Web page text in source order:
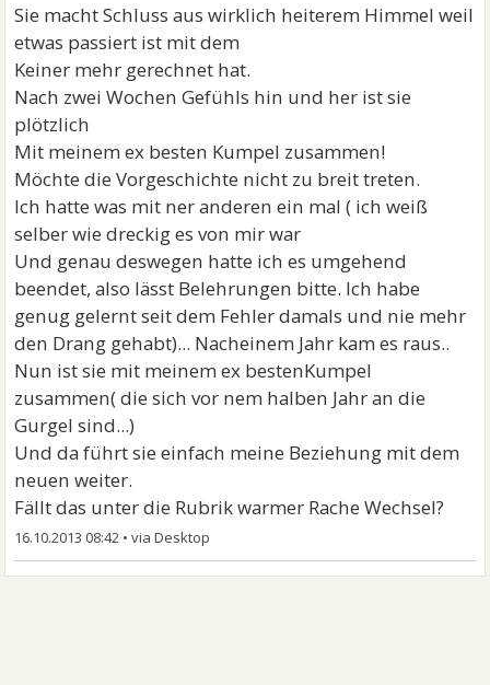
Sie macht Schluss aus wirklich heiterem Himmel weil
etwas passiert ist mit dem
Keiner mehr gerechnet hat.
Nach zwei Wochen Gefühls hin und her ist sie
plötzlich
Mit meinem ex besten Kumpel zusammen!
Möchte die Vorgeschichte nicht zu breit treten.
Ich hatte was mit ner anderen ein mal ( ich weiß
selber wie dreckig es von mir war
Und genau deswegen hatte ich es umgehend
beendet, also lässt Belehrungen bitte. Ich habe
genug gelernt seit dem Fehler damals und nie mehr
den Drang gehabt)... Nacheinem Jahr kam es raus..
Nun ist sie mit meinem ex bestenKumpel
zusammen( die sich vor nem halben Jahr an die
Gurgel sind...)
Und da führt sie einfach meine Beziehung mit dem
neuen weiter.
Fällt das unter die Rubrik warmer Rache Wechsel?
16.10.2013 08:42 •